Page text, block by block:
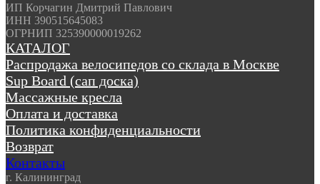
ИП Корчагин Дмитрий Павлович
ИНН 390515645083
ОГРНИП 325390000019262
КАТАЛОГ
Распродажа велосипедов со склада в Москве
Sup Board (сап доска)
Массажные кресла
Оплата и доставка
Политика конфиденциальности
Возврат
Контакты
г. Калининград